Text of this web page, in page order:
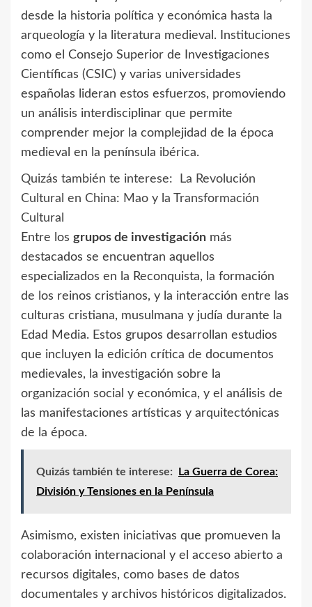
desde la historia política y económica hasta la
arqueología y la literatura medieval. Instituciones
como el Consejo Superior de Investigaciones
Científicas (CSIC) y varias universidades
españolas lideran estos esfuerzos, promoviendo
un análisis interdisciplinar que permite
comprender mejor la complejidad de la época
medieval en la península ibérica.
Quizás también te interese:
La Revolución
Cultural en China: Mao y la Transformación
Cultural
Entre los grupos de investigación más
destacados se encuentran aquellos
especializados en la Reconquista, la formación
de los reinos cristianos, y la interacción entre las
culturas cristiana, musulmana y judía durante la
Edad Media. Estos grupos desarrollan estudios
que incluyen la edición crítica de documentos
medievales, la investigación sobre la
organización social y económica, y el análisis de
las manifestaciones artísticas y arquitectónicas
de la época.
Quizás también te interese:
La Guerra de Corea:
División y Tensiones en la Península
Asimismo, existen iniciativas que promueven la
colaboración internacional y el acceso abierto a
recursos digitales, como bases de datos
documentales y archivos históricos digitalizados.